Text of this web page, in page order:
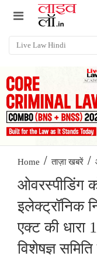
Home / ताज़ा खबरें /
ओवरस्पीडिंग
इलेक्ट्रॉनिक
एक्ट की धारा
विशेषज्ञ